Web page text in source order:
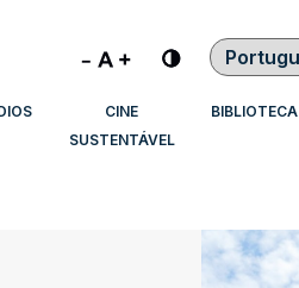
Contraste
CINE
SUSTENTÁVEL
BIBLIOTECA